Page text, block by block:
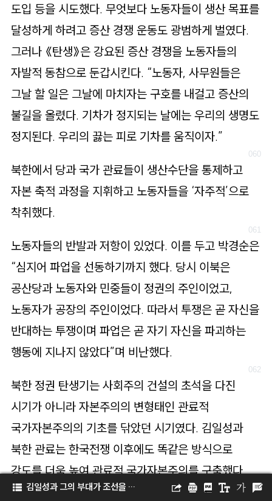
도입 등을 시도했다. 무엇보다 노동자들이 생산 목표를
달성하게 하려고 증산 경쟁 운동도 광범하게 벌였다.
그러나 《탄생》은 강요된 증산 경쟁을 노동자들의
자발적 동참으로 둔갑시킨다. “노동자, 사무원들은
그날 할 일은 그날에 마치자는 구호를 내걸고 증산의
불길을 올렸다. 기차가 정지되는 날에는 우리의 생명도
정지된다. 우리의 끓는 피로 기차를 움직이자.”
북한에서 당과 국가 관료들이 생산수단을 통제하고
자본 축적 과정을 지휘하고 노동자들을 ‘자주적’으로
착취했다.
노동자들의 반발과 저항이 있었다. 이를 두고 박경순은
“심지어 파업을 선동하기까지 했다. 당시 이북은
공산당과 노동자와 민중들이 정권의 주인이었고,
노동자가 공장의 주인이었다. 따라서 투쟁은 곧 자신을
반대하는 투쟁이며 파업은 곧 자기 자신을 파괴하는
행동에 지나지 않았다”며 비난했다.
북한 정권 탄생기는 사회주의 건설의 초석을 다진
시기가 아니라 자본주의의 변형태인 관료적
국가자본주의의 기초를 닦았던 시기였다. 김일성과
북한 관료는 한국전쟁 이후에도 똑같은 방식으로
강도를 더욱 높여 관료적 국가자본주의를 구축했다.
김일성과 그의 부대가 조선을 해방시켰는가?